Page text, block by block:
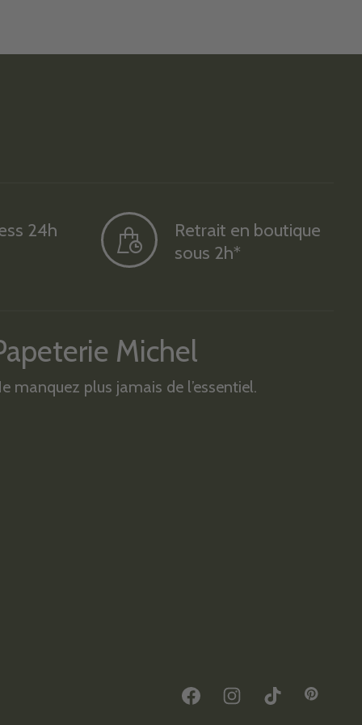
24h
Retrait en boutique
sous 2h*
Michel
manquez plus jamais de l’essentiel.